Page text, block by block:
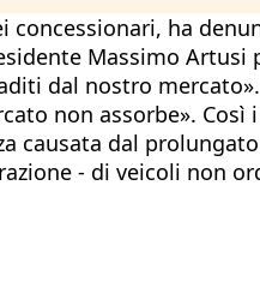
ha
Massimo Artusi
dal nostro
non assorbe».
causata dal
- di veicoli non